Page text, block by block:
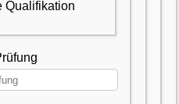
Qualifikation